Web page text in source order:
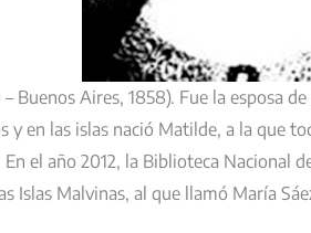
Buenos Aires, 1858). Fue la esposa
y en las islas nació Matilde, a la que
el año 2012, la Biblioteca Nacional
Islas Malvinas, al que llamó María